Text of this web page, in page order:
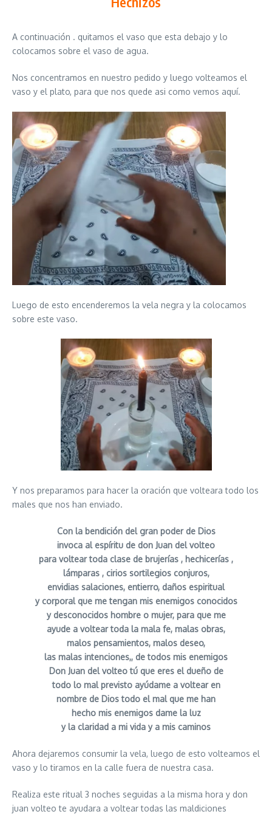
A continuación . quitamos el vaso que esta debajo y lo
colocamos sobre el vaso de agua.
Nos concentramos en nuestro pedido y luego volteamos el
vaso y el plato, para que nos quede asi como vemos aquí.
Luego de esto encenderemos la vela negra y la colocamos
sobre este vaso.
Y nos preparamos para hacer la oración que volteara todo los
males que nos han enviado.
Con la bendición del gran poder de Dios
invoca al espíritu de don Juan del volteo
para voltear toda clase de brujerías , hechicerías ,
lámparas , cirios sortilegios conjuros,
envidias salaciones, entierro, daños espiritual
y corporal que me tengan mis enemigos conocidos
y desconocidos hombre o mujer, para que me
ayude a voltear toda la mala fe, malas obras,
malos pensamientos, malos deseo,
las malas intenciones,, de todos mis enemigos
Don Juan del volteo tú que eres el dueño de
todo lo mal previsto ayúdame a voltear en
nombre de Dios todo el mal que me han
hecho mis enemigos dame la luz
y la claridad a mi vida y a mis caminos
Ahora dejaremos consumir la vela, luego de esto volteamos el
vaso y lo tiramos en la calle fuera de nuestra casa.
Realiza este ritual 3 noches seguidas a la misma hora y don
juan volteo te ayudara a voltear todas las maldiciones